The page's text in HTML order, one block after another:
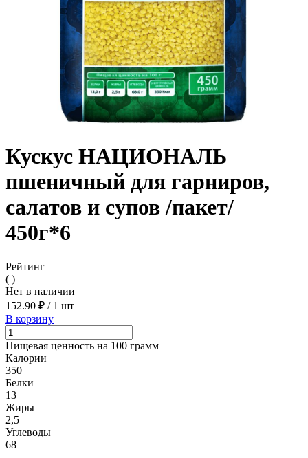
Кускус НАЦИОНАЛЬ
пшеничный для гарниров,
салатов и супов /пакет/
450г*6
Рейтинг
( )
Нет в наличии
152.90 ₽ /1 шт
В корзину
Пищевая ценность на 100 грамм
Калории
350
Белки
13
Жиры
2,5
Углеводы
68